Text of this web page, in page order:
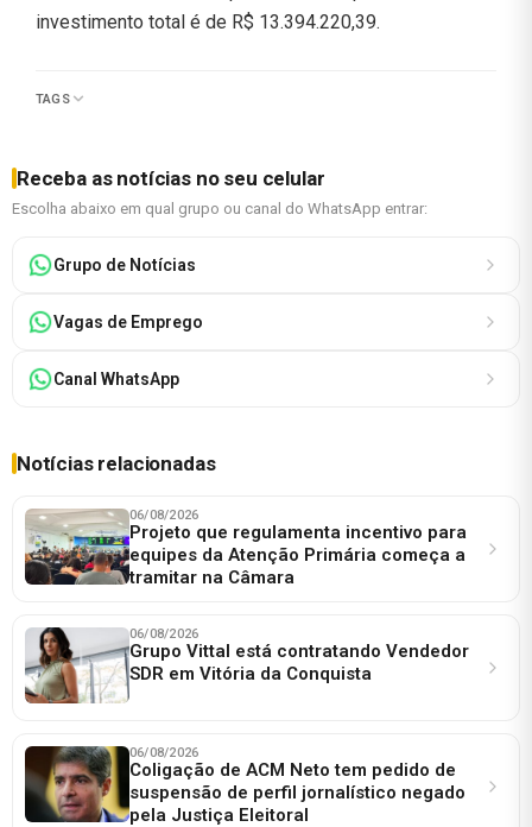
investimento total é de R$ 13.394.220,39.
TAGS
Receba as notícias no seu celular
Escolha abaixo em qual grupo ou canal do WhatsApp entrar:
Grupo de Notícias
Vagas de Emprego
Canal WhatsApp
Notícias relacionadas
06/08/2026
Projeto que regulamenta incentivo para
equipes da Atenção Primária começa a
tramitar na Câmara
06/08/2026
Grupo Vittal está contratando Vendedor
SDR em Vitória da Conquista
06/08/2026
Coligação de ACM Neto tem pedido de
suspensão de perfil jornalístico negado
pela Justiça Eleitoral